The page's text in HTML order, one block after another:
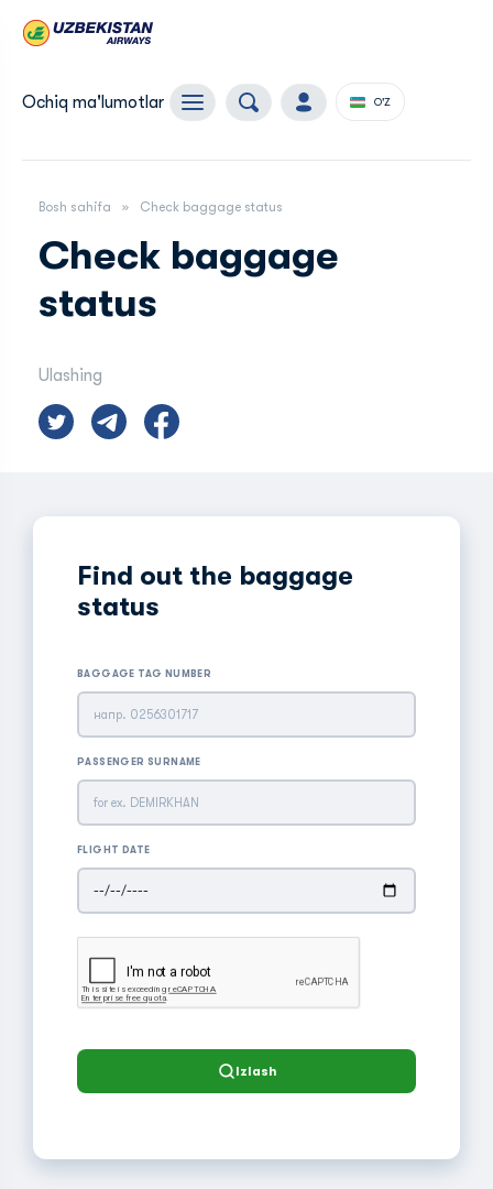
Ochiq ma'lumotlar O'Z
Bosh sahifa Check baggage status
Check baggage
status
Ulashing
Find out the baggage
status
BAGGAGE TAG NUMBER
PASSENGER SURNAME
FLIGHT DATE
Izlash